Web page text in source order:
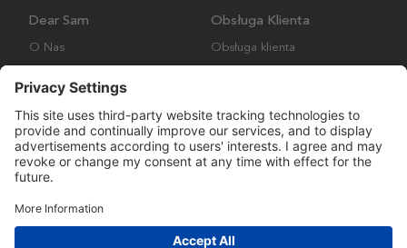
Dear Sam
O Nas
Obsługa Klienta
Obsługa klienta
Wysyłka i Dostawa